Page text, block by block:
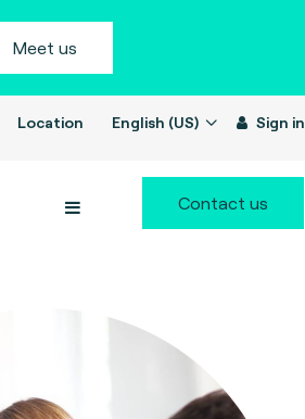
Meet us
Location English (US) Sign in
Contact us